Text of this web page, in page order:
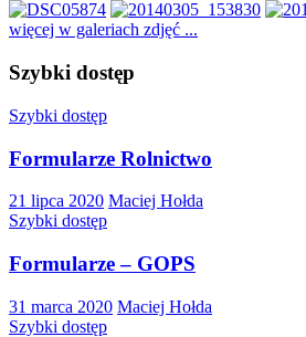
więcej w galeriach zdjęć ...
Szybki dostęp
Szybki dostęp
Formularze Rolnictwo
21 lipca 2020 Maciej Hołda
Szybki dostęp
Formularze – GOPS
31 marca 2020 Maciej Hołda
Szybki dostęp